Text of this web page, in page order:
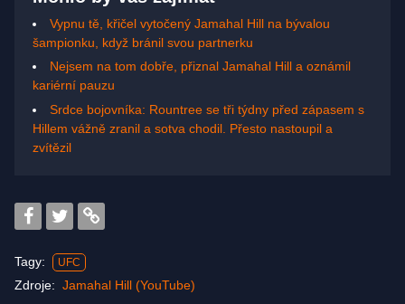
Vypnu tě, křičel vytočený Jamahal Hill na bývalou
šampionku, když bránil svou partnerku
Nejsem na tom dobře, přiznal Jamahal Hill a oznámil
kariérní pauzu
Srdce bojovníka: Rountree se tři týdny před zápasem s
Hillem vážně zranil a sotva chodil. Přesto nastoupil a
zvítězil
Tagy: UFC
Zdroje: Jamahal Hill (YouTube)